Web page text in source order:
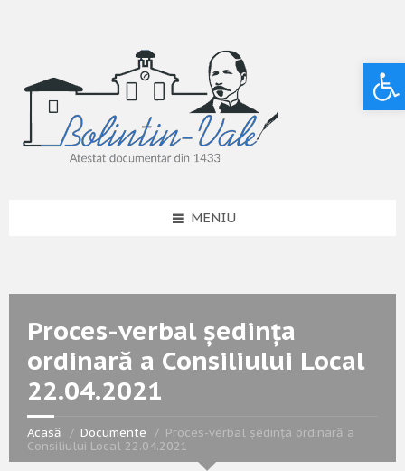
MENIU
Proces-verbal ședința
ordinară a Consiliului Local
22.04.2021
Acasă Documente
Proces-verbal ședința ordinară a
Consiliului Local 22.04.2021
Deschide bara de unelte